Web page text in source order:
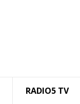
RADIO5 TV